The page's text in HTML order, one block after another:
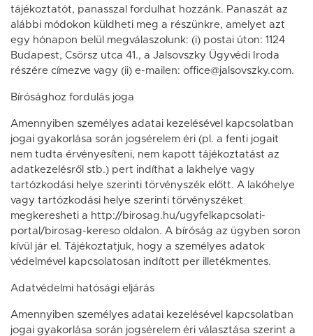
tájékoztatót, panasszal fordulhat hozzánk. Panaszát az
alábbi módokon küldheti meg a részünkre, amelyet azt
egy hónapon belül megválaszolunk: (i) postai úton: 1124
Budapest, Csörsz utca 41., a Jalsovszky Ügyvédi Iroda
részére címezve vagy (ii) e-mailen: office@jalsovszky.com.
Bírósághoz fordulás joga
Amennyiben személyes adatai kezelésével kapcsolatban
jogai gyakorlása során jogsérelem éri (pl. a fenti jogait
nem tudta érvényesíteni, nem kapott tájékoztatást az
adatkezelésről stb.) pert indíthat a lakhelye vagy
tartózkodási helye szerinti törvényszék előtt. A lakóhelye
vagy tartózkodási helye szerinti törvényszéket
megkeresheti a http://birosag.hu/ugyfelkapcsolati-
portal/birosag-kereso oldalon. A bíróság az ügyben soron
kívül jár el. Tájékoztatjuk, hogy a személyes adatok
védelmével kapcsolatosan indított per illetékmentes.
Adatvédelmi hatósági eljárás
Amennyiben személyes adatai kezelésével kapcsolatban
jogai gyakorlása során jogsérelem éri választása szerint a